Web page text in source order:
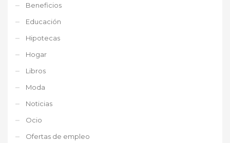
Beneficios
Educación
Hipotecas
Hogar
Libros
Moda
Noticias
Ocio
Ofertas de empleo